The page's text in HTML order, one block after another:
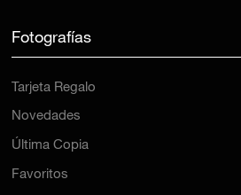
Fotografías
Tarjeta Regalo
Novedades
Última Copia
Favoritos